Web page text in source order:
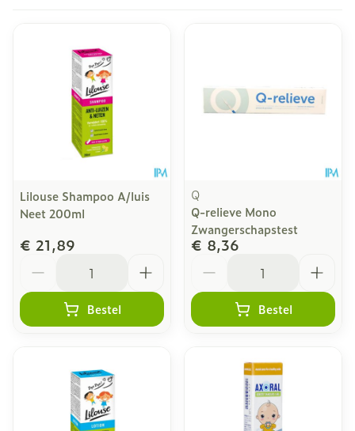
Lilouse Shampoo A/luis
Neet 200ml
€ 21,89
Bestel
Q
Q-relieve Mono
Zwangerschapstest
€ 8,36
Bestel